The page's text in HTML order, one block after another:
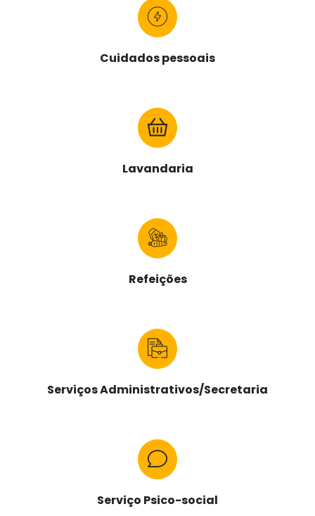
Cuidados pessoais
Lavandaria
Refeições
Serviços Administrativos/Secretaria
Serviço Psico-social